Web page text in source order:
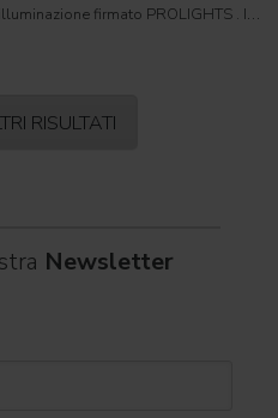
firmato PROLIGHTS . Il
RISULTATI
Newsletter